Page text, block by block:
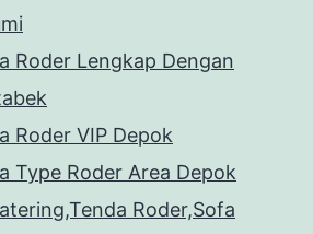
Roder Lengkap Dengan
Roder VIP Depok
Type Roder Area Depok
Roder,Sofa